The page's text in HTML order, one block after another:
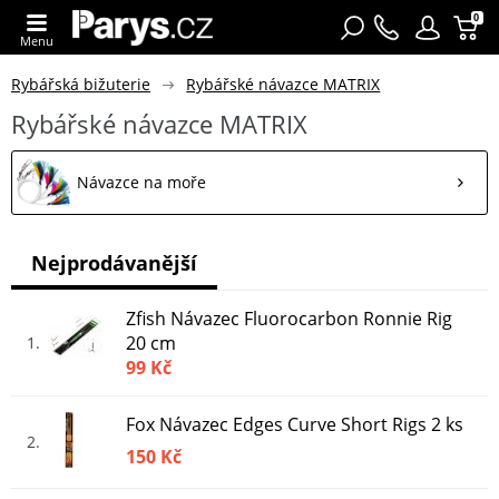
0
Menu
Rybářská bižuterie Rybářské návazce MATRIX
Rybářské návazce MATRIX
Návazce na moře
1
Zfish Návazec Fluorocarbon Ronnie Rig
20 cm
99 Kč
2
Fox Návazec Edges Curve Short Rigs 2 ks
150 Kč
Nejprodávanější